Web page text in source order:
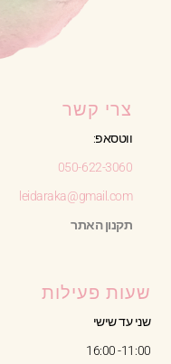
צרי קשר
ווטסאפ:
050-622-3060
leidaraka@gmail.com
תקנון האתר
שעות פעילות
שני עד שישי
11:00- 16:00